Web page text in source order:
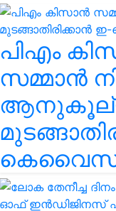
പിഎം
സമ്മാൻ